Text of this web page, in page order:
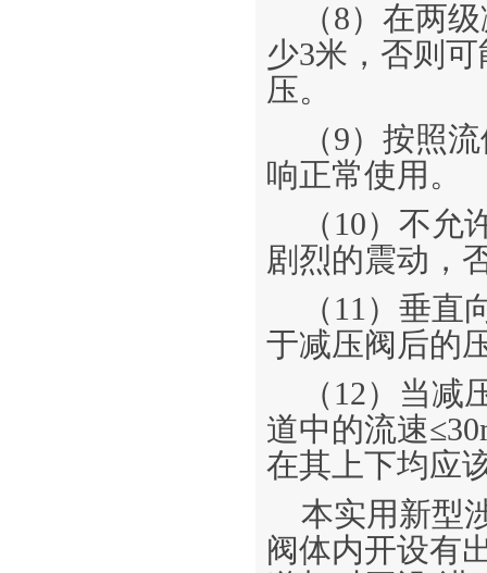
（8）在两
少3米，否则
压。
（9）按照
响正常使用。
（10）不
剧烈的震动，
（11）垂
于减压阀后的
（12）当
道中的流速
在其上下均应
本实用新型
阀体内开设有